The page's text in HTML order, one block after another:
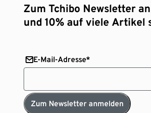
Zum Tchibo Newsletter
und 10% auf viele Artikel
E-Mail-Adresse*
Zum Newsletter anmelden